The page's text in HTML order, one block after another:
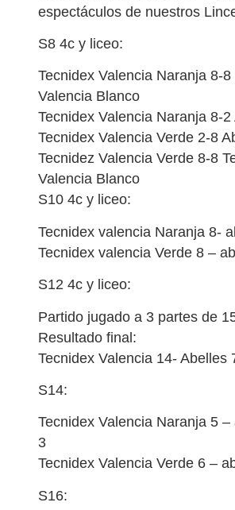
espectáculos de nuestros
S8 4c y liceo:
Tecnidex Valencia Naranja 8-8
Valencia Blanco
Tecnidex Valencia Naranja 8-2
Tecnidex Valencia Verde 2-8
Tecnidez Valencia Verde 8-8
Valencia Blanco
S10 4c y liceo:
Tecnidex valencia Naranja 8-
Tecnidex valencia Verde 8 –
S12 4c y liceo:
Partido jugado a 3 partes de
Resultado final:
Tecnidex Valencia 14- Abelles
S14:
Tecnidex Valencia Naranja 5
3
Tecnidex Valencia Verde 6 –
S16: